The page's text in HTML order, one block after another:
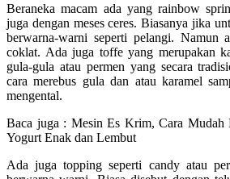
Beraneka macam ada yang rainbow
juga dengan meses ceres. Biasanya jika
berwarna-warni seperti pelangi. Namun
coklat. Ada juga toffe yang merupakan
gula-gula atau permen yang secara
cara merebus gula dan atau karamel
mengental.
Baca juga : Mesin Es Krim, Cara Mudah
Yogurt Enak dan Lembut
Ada juga topping seperti candy atau